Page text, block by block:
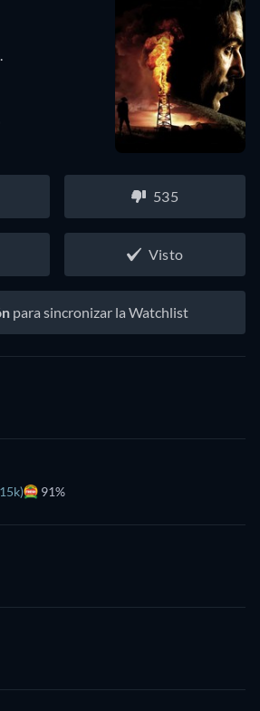
535
Visto
para sincronizar la Watchlist
91%